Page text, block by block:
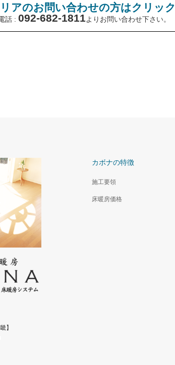
アのお問い合わせの方はクリック
話 : 092-682-1811よりお問い合わせ下さい。
カボナの特徴
施工要領
床暖房価格
】